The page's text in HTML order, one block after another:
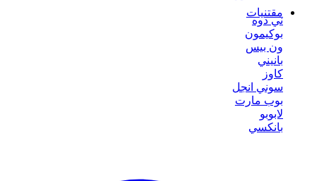
مقتنيات
ني دوه
بوكيمون
ون بيس
بانيني
كاوز
سوني انجل
بوب مارت
لابوبو
بانكسي